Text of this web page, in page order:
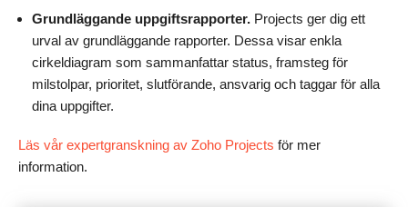
Grundläggande uppgiftsrapporter. Projects ger dig ett
urval av grundläggande rapporter. Dessa visar enkla
cirkeldiagram som sammanfattar status, framsteg för
milstolpar, prioritet, slutförande, ansvarig och taggar för alla
dina uppgifter.
Läs vår expertgranskning av Zoho Projects för mer
information.